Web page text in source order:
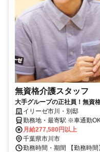
無資格介護スタッフ
大手グループの正社員！無資
イリーゼ市川・別邸
勤務地・最寄駅 ※車通勤
月給277,580円以上
千葉県市川市
勤務時間・期間 【勤務時